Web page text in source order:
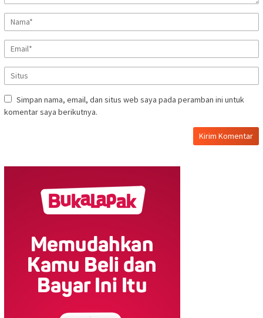
Simpan nama, email, dan situs web saya pada peramban ini untuk
komentar saya berikutnya.